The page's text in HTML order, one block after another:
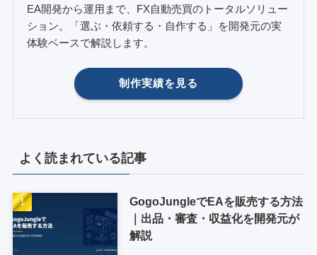
EA開発から運用まで、FX自動売買のトータルソリュー
ション。「選ぶ・依頼する・自作する」を開発元の実
体験ベースで解説します。
制作実績を見る
よく読まれている記事
GogoJungleでEAを販売する方法
｜出品・審査・収益化を開発元が
解説